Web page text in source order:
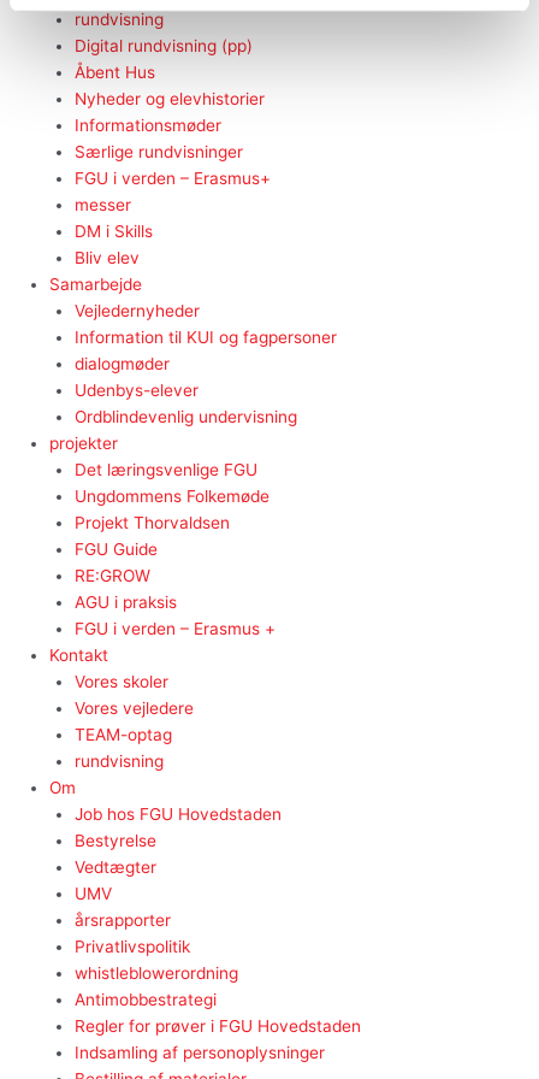
rundvisning
Digital rundvisning (pp)
Åbent Hus
Nyheder og elevhistorier
Informationsmøder
Særlige rundvisninger
FGU i verden – Erasmus+
messer
DM i Skills
Bliv elev
Samarbejde
Vejledernyheder
Information til KUI og fagpersoner
dialogmøder
Udenbys-elever
Ordblindevenlig undervisning
projekter
Det læringsvenlige FGU
Ungdommens Folkemøde
Projekt Thorvaldsen
FGU Guide
RE:GROW
AGU i praksis
FGU i verden – Erasmus +
Kontakt
Vores skoler
Vores vejledere
TEAM-optag
rundvisning
Om
Job hos FGU Hovedstaden
Bestyrelse
Vedtægter
UMV
årsrapporter
Privatlivspolitik
whistleblowerordning
Antimobbestrategi
Regler for prøver i FGU Hovedstaden
Indsamling af personoplysninger